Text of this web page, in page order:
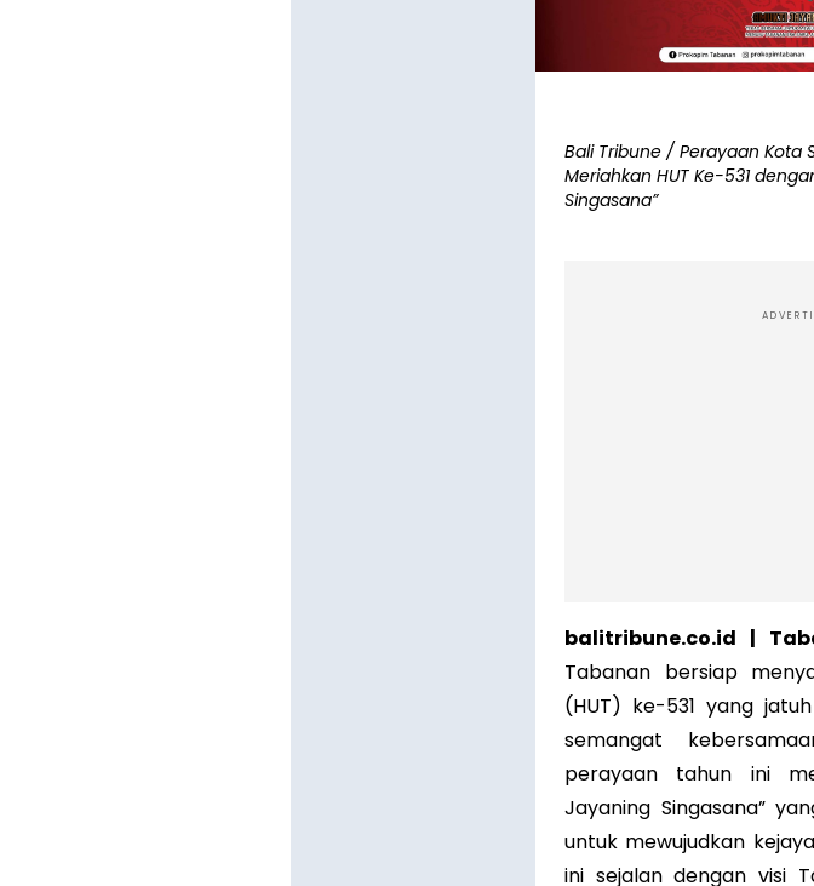
Bali Tribune / Perayaan Kota
Meriahkan HUT Ke-531
Singasana”
balitribune.co.id |
Tabanan bersiap
(HUT) ke-531 yang
semangat
perayaan tahun ini
Jayaning Singasana”
untuk mewujudkan
ini sejalan dengan visi